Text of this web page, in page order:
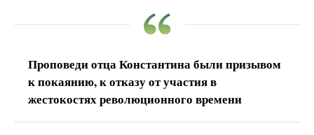
Проповеди отца Константина были призывом
к покаянию, к отказу от участия в
жестокостях революционного времени